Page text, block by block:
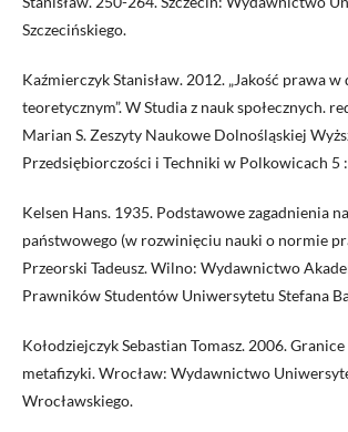
Szczecińskiego.
Kaźmierczyk Stanisław. 2012. „Jakość prawa w
teoretycznym”. W Studia z nauk społecznych.
Marian S. Zeszyty Naukowe Dolnośląskiej
Przedsiębiorczości i Techniki w Polkowicach 5
Kelsen Hans. 1935. Podstawowe zagadnienia
państwowego (w rozwinięciu nauki o normie
Przeorski Tadeusz. Wilno: Wydawnictwo
Prawników Studentów Uniwersytetu Stefana
Kołodziejczyk Sebastian Tomasz. 2006.
metafizyki. Wrocław: Wydawnictwo
Wrocławskiego.